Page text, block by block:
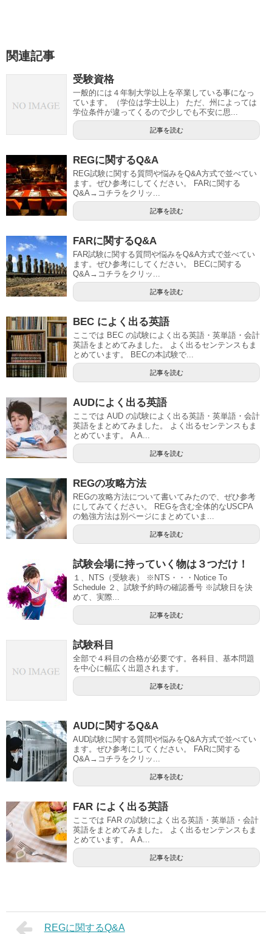
関連記事
受験資格
一般的には４年制大学以上を卒業している事になっ
ています。（学位は学士以上） ただ、州によっては
学位条件が違ってくるので少しでも不安に思...
記事を読む
REGに関するQ&A
REG試験に関する質問や悩みをQ&A方式で並べてい
ます。ぜひ参考にしてください。 FARに関する
Q&A→コチラをクリッ...
記事を読む
FARに関するQ&A
FAR試験に関する質問や悩みをQ&A方式で並べてい
ます。ぜひ参考にしてください。 BECに関する
Q&A→コチラをクリッ...
記事を読む
BEC によく出る英語
ここでは BEC の試験によく出る英語・英単語・会計
英語をまとめてみました。 よく出るセンテンスもま
とめています。 BECの本試験で...
記事を読む
AUDによく出る英語
ここでは AUD の試験によく出る英語・英単語・会計
英語をまとめてみました。 よく出るセンテンスもま
とめています。 A A...
記事を読む
REGの攻略方法
REGの攻略方法について書いてみたので、ぜひ参考
にしてみてください。 REGを含む全体的なUSCPA
の勉強方法は別ページにまとめていま...
記事を読む
試験会場に持っていく物は３つだけ！
１、NTS（受験表） ※NTS・・・Notice To
Schedule ２、試験予約時の確認番号 ※試験日を決
めて、実際...
記事を読む
試験科目
全部で４科目の合格が必要です。各科目、基本問題
を中心に幅広く出題されます。
記事を読む
AUDに関するQ&A
AUD試験に関する質問や悩みをQ&A方式で並べてい
ます。ぜひ参考にしてください。 FARに関する
Q&A→コチラをクリッ...
記事を読む
FAR によく出る英語
ここでは FAR の試験によく出る英語・英単語・会計
英語をまとめてみました。 よく出るセンテンスもま
とめています。 A A...
記事を読む
REGに関するQ&A